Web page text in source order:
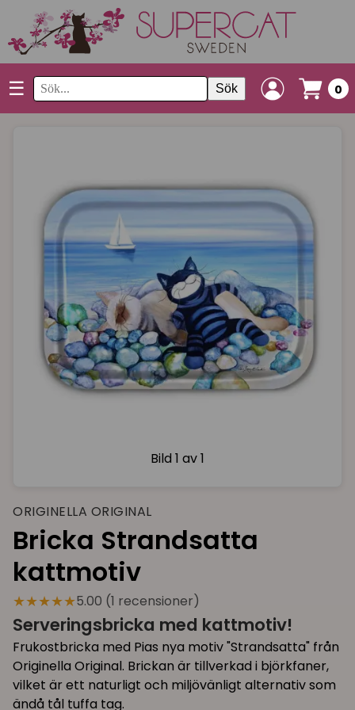
☰ Sök 0
Bild 1 av 1
ORIGINELLA ORIGINAL
Bricka Strandsatta
kattmotiv
★★★★★5.00 (1 recensioner)
Serveringsbricka med kattmotiv!
Frukostbricka med Pias nya motiv "Strandsatta" från
Originella Original. Brickan är tillverkad i björkfaner,
vilket är ett naturligt och miljövänligt alternativ som
ändå tål tuffa tag.